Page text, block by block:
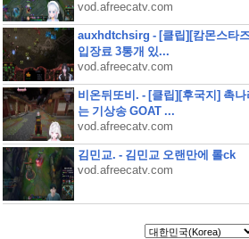
vod.afreecatv.com
auxhdtchsirg - [클립][캄몬스타
입장료 3통개 있...
vod.afreecatv.com
비온뒤또비. - [클립][후국지] 촉
는 기상송 GOAT ...
vod.afreecatv.com
김민교. - 김민교 오랜만에 롤ck
vod.afreecatv.com